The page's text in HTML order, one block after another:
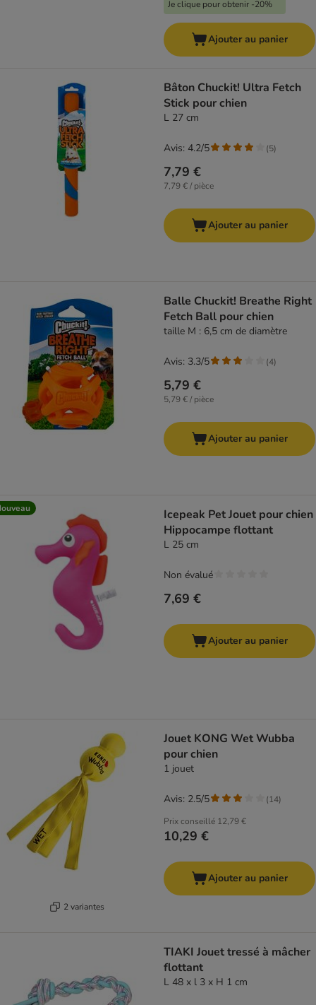
Je clique pour obtenir -20%
Ajouter au panier
Bâton Chuckit! Ultra Fetch
Stick pour chien
L 27 cm
7,79 €
7,79 € / pièce
Avis: 4.2/5 (5)
Ajouter au panier
Balle Chuckit! Breathe Right
Fetch Ball pour chien
taille M : 6,5 cm de diamètre
5,79 €
5,79 € / pièce
Avis: 3.3/5 (4)
Ajouter au panier
Icepeak Pet Jouet pour chien
Hippocampe flottant
L 25 cm
7,69 €
Non évalué
Ajouter au panier
2 variantes
Jouet KONG Wet Wubba
pour chien
1 jouet
Prix conseillé 12,79 €
10,29 €
Avis: 2.5/5 (14)
Ajouter au panier
TIAKI Jouet tressé à mâcher
flottant
L 48 x l 3 x H 1 cm